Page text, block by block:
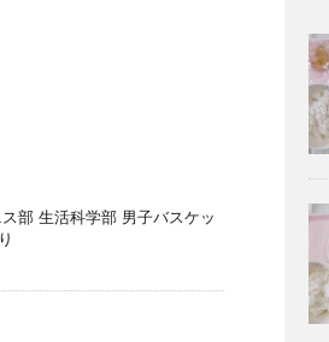
部 生活科学部 男子バスケッ